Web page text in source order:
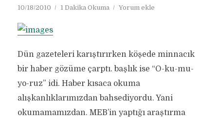
10/18/2010
1 Dakika Okuma Yorum ekle
Dün gazeteleri karıştırırken köşede minnacık
bir haber gözüme çarptı. başlık ise “O-ku-mu-
yo-ruz” idi. Haber kısaca okuma
alışkanlıklarımızdan bahsediyordu. Yani
okumamamızdan. MEB’in yaptığı araştırma